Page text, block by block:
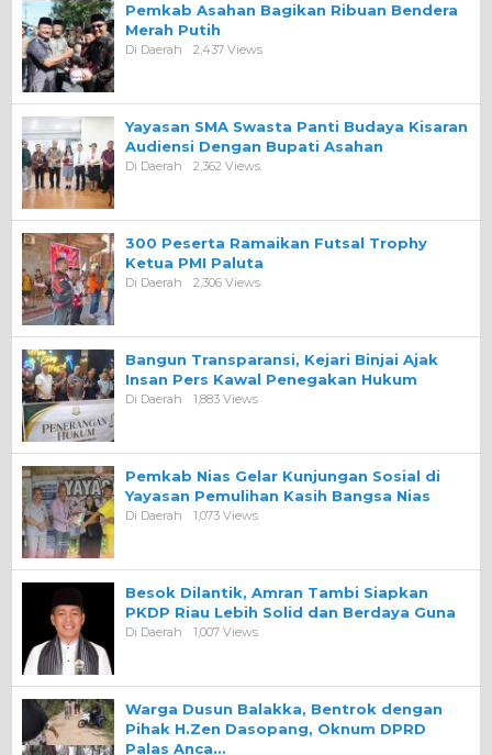
Pemkab Asahan Bagikan Ribuan Bendera
Merah Putih
Di Daerah 2,437 Views
Yayasan SMA Swasta Panti Budaya Kisaran
Audiensi Dengan Bupati Asahan
Di Daerah 2,362 Views
300 Peserta Ramaikan Futsal Trophy
Ketua PMI Paluta
Di Daerah 2,306 Views
Bangun Transparansi, Kejari Binjai Ajak
Insan Pers Kawal Penegakan Hukum
Di Daerah 1,883 Views
Pemkab Nias Gelar Kunjungan Sosial di
Yayasan Pemulihan Kasih Bangsa Nias
Di Daerah 1,073 Views
Besok Dilantik, Amran Tambi Siapkan
PKDP Riau Lebih Solid dan Berdaya Guna
Di Daerah 1,007 Views
Warga Dusun Balakka, Bentrok dengan
Pihak H.Zen Dasopang, Oknum DPRD
Palas Anca…